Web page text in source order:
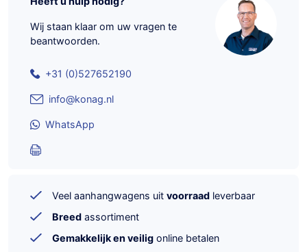
Wij staan klaar om uw vragen te
beantwoorden.
+31 (0)527652190
info@konag.nl
WhatsApp
Veel aanhangwagens uit voorraad leverbaar
Breed assortiment
Gemakkelijk en veilig online betalen